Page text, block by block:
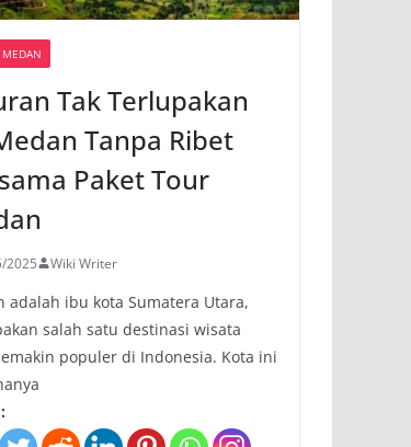
MEDAN
Tak Terlupakan
Tanpa Ribet
Paket Tour
2025 Wiki Writer
adalah ibu kota Sumatera Utara,
salah satu destinasi wisata
populer di Indonesia. Kota ini